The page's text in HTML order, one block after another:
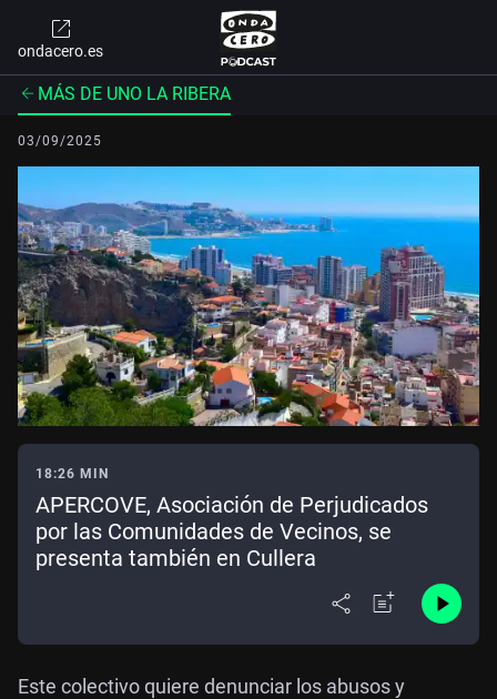
ondacero.es
MÁS DE UNO LA RIBERA
03/09/2025
18:26 MIN
APERCOVE, Asociación de Perjudicados
por las Comunidades de Vecinos, se
presenta también en Cullera
Este colectivo quiere denunciar los abusos y